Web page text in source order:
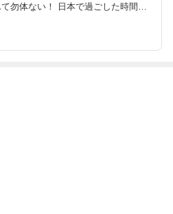
勿体ない！ 日本で過ごした時間よ